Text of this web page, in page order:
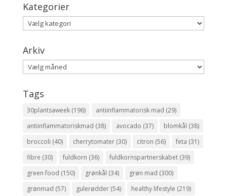
Kategorier
Kategorier
Arkiv
Arkiv
Tags
30plantsaweek(196) antiinflammatorisk mad (29)
antiinflammatoriskmad (38) avocado (37) blomkål (38)
broccoli (40) cherrytomater(30) citron (56) feta (31)
fibre (30) fuldkorn (36) fuldkornspartnerskabet(39)
green food (150) grønkål (34) grøn mad (300)
grønmad (57) gulerødder(54) healthy lifestyle (219)